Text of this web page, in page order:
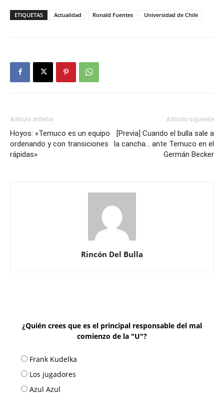
ETIQUETAS Actualidad Ronald Fuentes Universidad de Chile
Artículo anterior
Hoyos: «Temuco es un equipo
ordenando y con transiciones
rápidas»
Artículo siguiente
[Previa] Cuando el bulla sale a
la cancha… ante Temuco en el
Germán Becker
Rincón Del Bulla
¿Quién crees que es el principal responsable del mal
comienzo de la "U"?
Frank Kudelka
Los jugadores
Azul Azul